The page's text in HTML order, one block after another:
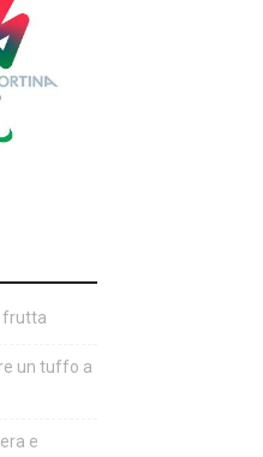
frutta
un tuffo a
e